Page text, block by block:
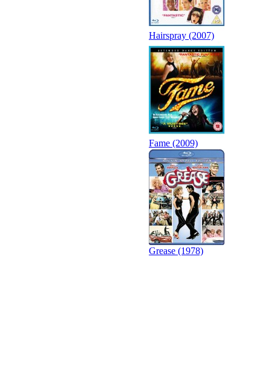
Hairspray (2007)
Fame (2009)
Grease (1978)